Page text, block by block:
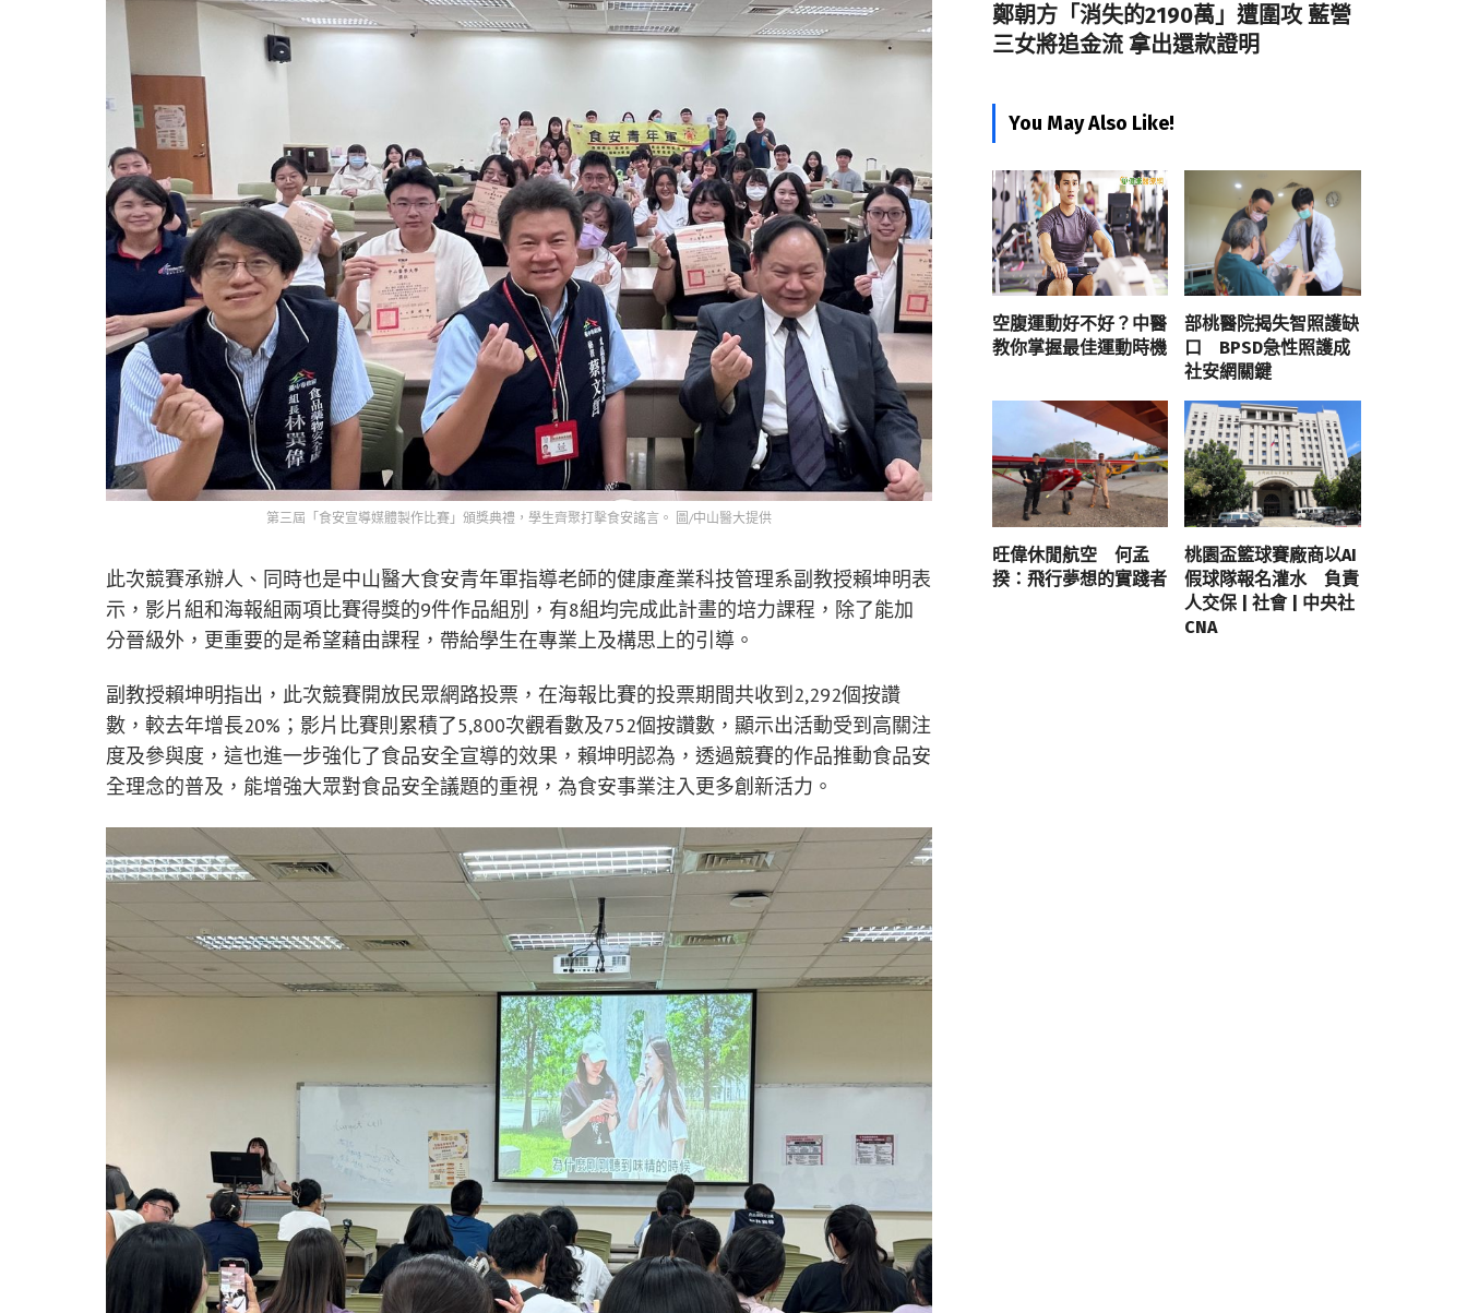
第三屆「食安宣導媒體製作比賽」頒獎典禮，學生齊聚打擊食安謠言。 圖/中山醫大提供
此次競賽承辦人、同時也是中山醫大食安青年軍指導老師的健康產業科技管理系副教授賴坤明表
示，影片組和海報組兩項比賽得獎的9件作品組別，有8組均完成此計畫的培力課程，除了能加
分晉級外，更重要的是希望藉由課程，帶給學生在專業上及構思上的引導。
副教授賴坤明指出，此次競賽開放民眾網路投票，在海報比賽的投票期間共收到2,292個按讚
數，較去年增長20%；影片比賽則累積了5,800次觀看數及752個按讚數，顯示出活動受到高關注
度及參與度，這也進一步強化了食品安全宣導的效果，賴坤明認為，透過競賽的作品推動食品安
全理念的普及，能增強大眾對食品安全議題的重視，為食安事業注入更多創新活力。
鄭朝方「消失的2190萬」遭圍攻 藍營
三女將追金流 拿出還款證明
You May Also Like!
空腹運動好不好？中醫
教你掌握最佳運動時機
部桃醫院揭失智照護缺
口 BPSD急性照護成
社安網關鍵
旺偉休閒航空 何孟
揆：飛行夢想的實踐者
桃園盃籃球賽廠商以AI
假球隊報名灌水 負責
人交保 | 社會 | 中央社
CNA